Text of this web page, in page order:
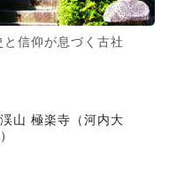
と信仰が息づく古社
山 極楽寺（河内大